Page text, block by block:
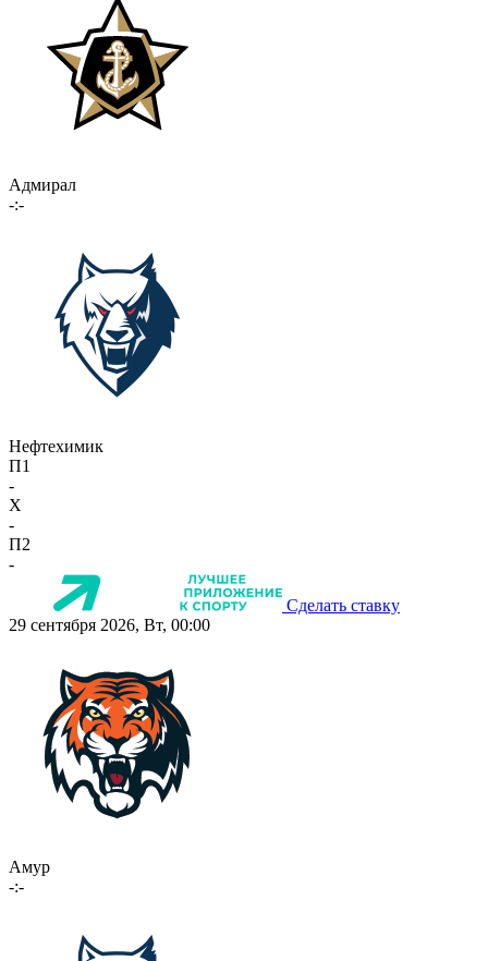
Адмирал
-:-
Нефтехимик
П1
-
X
-
П2
-
Сделать ставку
29 сентября 2026, Вт, 00:00
Амур
-:-